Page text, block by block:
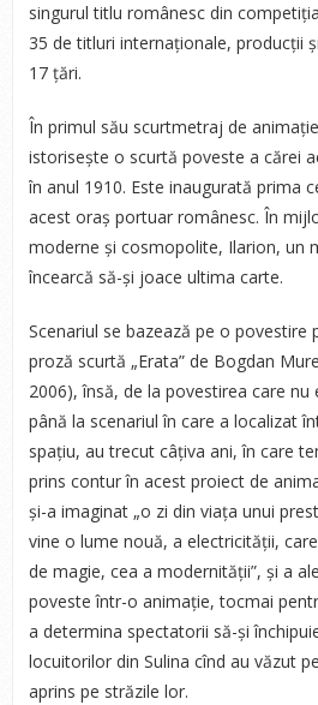
singurul titlu românesc din
35 de titluri internaționale, producții
17 țări.
În primul său scurtmetraj de
istorisește o scurtă poveste a cărei
în anul 1910. Este inaugurată prima
acest oraș portuar românesc. În
moderne și cosmopolite, Ilarion, un
încearcă să-și joace ultima carte.
Scenariul se bazează pe o povestire
proză scurtă „Erata” de Bogdan
2006), însă, de la povestirea care nu
până la scenariul în care a localizat
spațiu, au trecut câțiva ani, în care
prins contur în acest proiect de
și-a imaginat „o zi din viața unui
vine o lume nouă, a electricității,
de magie, cea a modernității”, și a
poveste într-o animație, tocmai
a determina spectatorii să-și
locuitorilor din Sulina cînd au văzut
aprins pe străzile lor.